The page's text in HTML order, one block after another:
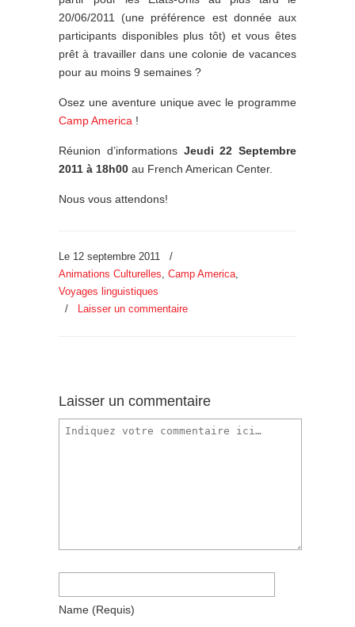
20/06/2011 (une préférence est donnée aux
participants disponibles plus tôt) et vous êtes
prêt à travailler dans une colonie de vacances
pour au moins 9 semaines ?
Osez une aventure unique avec le programme
Camp America !
Réunion d’informations Jeudi 22 Septembre
2011 à 18h00 au French American Center.
Nous vous attendons!
Le 12 septembre 2011
/
Animations Culturelles, Camp America,
Voyages linguistiques
/
Laisser un commentaire
Laisser un commentaire
Name (requis)